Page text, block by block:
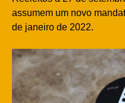
assumem um novo
de janeiro de 2022.